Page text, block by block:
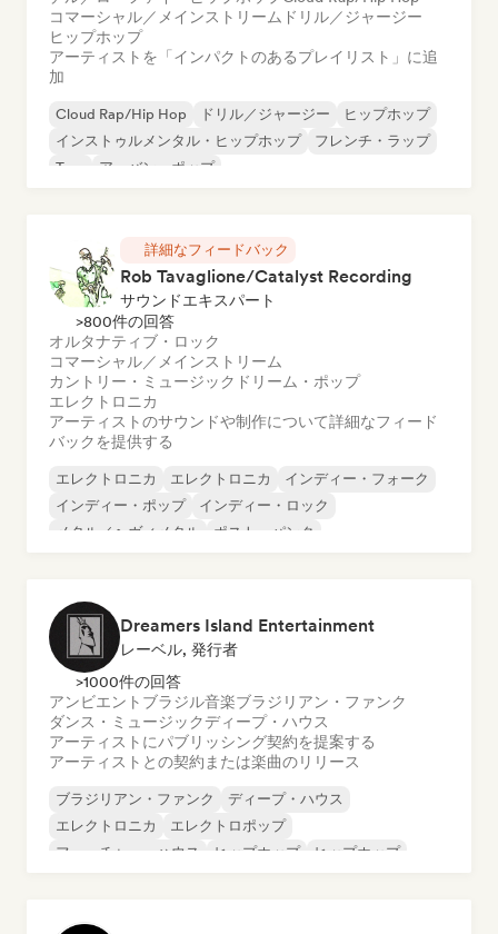
コマーシャル／メインストリーム ドリル／ジャージー
ヒップホップ
アーティストを「インパクトのあるプレイリスト」に追
加
Cloud Rap/Hip Hop ドリル／ジャージー
ヒップホップ
インストゥルメンタル・ヒップホップ
フレンチ・ラップ
Trap
アーバン・ポップ
詳細なフィードバック
Rob Tavaglione/Catalyst Recording
サウンドエキスパート
>800件の回答
オルタナティブ・ロック
コマーシャル／メインストリーム
カントリー・ミュージック ドリーム・ポップ
エレクトロニカ
アーティストのサウンドや制作について詳細なフィード
バックを提供する
エレクトロニカ エレクトロニカ
インディー・フォーク
インディー・ポップ
インディー・ロック
メタル／ヘヴィメタル
ポスト・パンク
Dreamers Island Entertainment
レーベル, 発行者
>1000件の回答
アンビエント ブラジル音楽ブラジリアン・ファンク
ダンス・ミュージックディープ・ハウス
アーティストにパブリッシング契約を提案する
アーティストとの契約または楽曲のリリース
ブラジリアン・ファンク
ディープ・ハウス
エレクトロニカ
エレクトロポップ
フューチャー・ハウス
ヒップホップ
ヒップホップ